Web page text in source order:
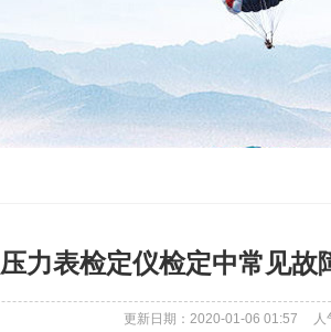
压力表检定仪检定中常见故
更新日期：2020-01-06 01:57 人